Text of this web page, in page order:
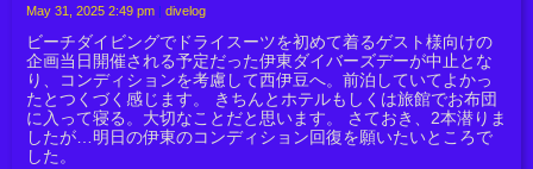
May 31, 2025 2:49 pm | divelog
ビーチダイビングでドライスーツを初めて着るゲスト様向けの
企画当日開催される予定だった伊東ダイバーズデーが中止とな
り、コンディションを考慮して西伊豆へ。前泊していてよかっ
たとつくづく感じます。 きちんとホテルもしくは旅館でお布団
に入って寝る。大切なことだと思います。 さておき、2本潜りま
したが…明日の伊東のコンディション回復を願いたいところで
した。